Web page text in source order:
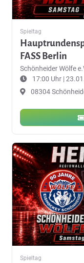
Spieltag
FASS Berlin
Schönheider Wölfe
17:00 Uhr |
08304
Spieltag